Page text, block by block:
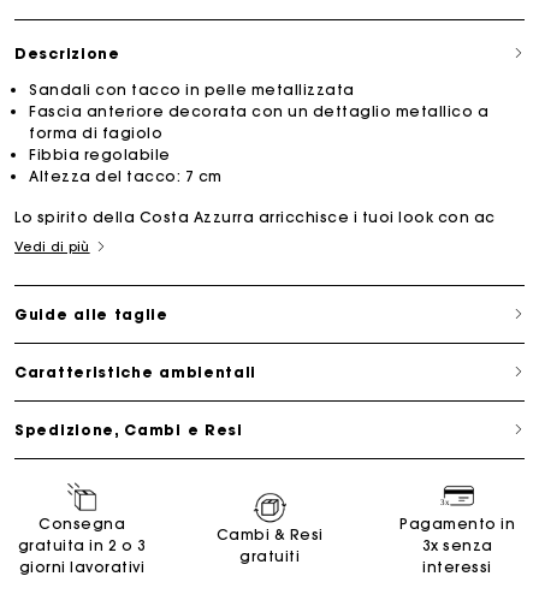
Descrizione
Sandali con tacco in pelle metallizzata
Fascia anteriore decorata con un dettaglio metallico a
forma di fagiolo
Fibbia regolabile
Altezza del tacco: 7 cm
Lo spirito della Costa Azzurra arricchisce i tuoi look con ac
Vedi di più
Guide alle taglie
Caratteristiche ambientali
Spedizione, Cambi e Resi
Consegna
gratuita in 2 o 3
giorni lavorativi
Cambi & Resi
gratuiti
Pagamento in
3x senza
interessi